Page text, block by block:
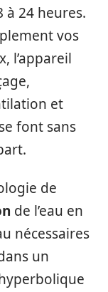
à 24 heures.
vos
l’appareil
et
font sans
de
de l’eau en
nécessaires
un